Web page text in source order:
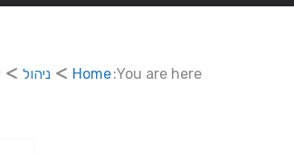
You are here:
Home ניהול